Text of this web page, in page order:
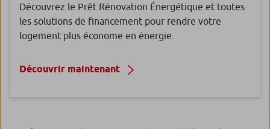
Découvrez le Prêt Rénovation Énergétique et toutes
les solutions de financement pour rendre votre
logement plus économe en énergie.
Découvrir maintenant